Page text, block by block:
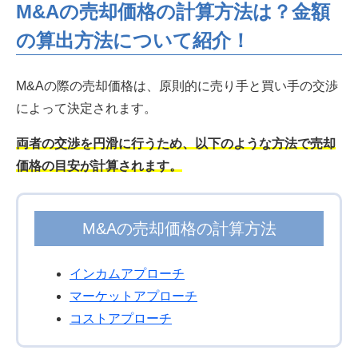
M&Aの売却価格の計算方法は？金額
の算出方法について紹介！
M&Aの際の売却価格は、原則的に売り手と買い手の交渉
によって決定されます。
両者の交渉を円滑に行うため、以下のような方法で売却
価格の目安が計算されます。
M&Aの売却価格の計算方法
インカムアプローチ
マーケットアプローチ
コストアプローチ